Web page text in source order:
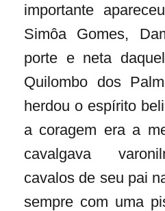
importante
Simôa Gomes,
porte e neta
Quilombo dos
herdou o espírito
a coragem era a
cavalgava
cavalos de seu pai
sempre com uma